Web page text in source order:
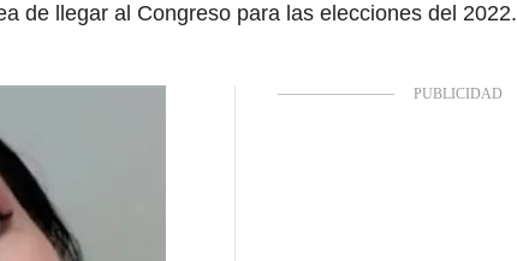
de llegar al Congreso para las elecciones del 2022.